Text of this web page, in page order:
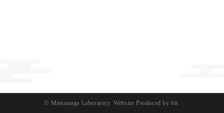
© Matsunaga Laboratory. Website Produced by bit.